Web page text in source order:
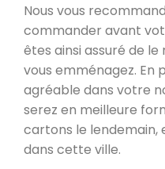
Nous vous
commander avant
êtes ainsi assuré de
vous emménagez. En
agréable dans votre
serez en meilleure
cartons le lendemain,
dans cette ville.